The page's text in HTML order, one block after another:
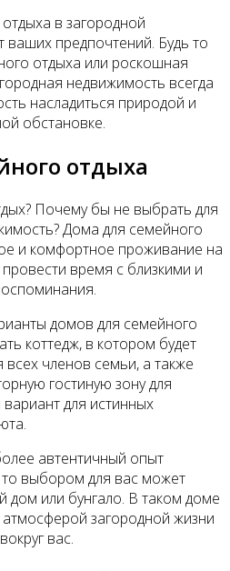
в загородной
ваших предпочтений. Будь то
отдыха или роскошная
недвижимость всегда
насладиться природой и
обстановке.
отдыха
Почему бы не выбрать для
Дома для семейного
и комфортное проживание на
время с близкими и
домов для семейного
коттедж, в котором будет
членов семьи, а также
гостиную зону для
для истинных
автентичный опыт
выбором для вас может
дом или бунгало. В таком доме
загородной жизни
вас.